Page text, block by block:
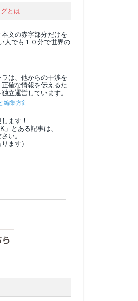
とは
本文の赤字部分だけを
人でも１０分で世界の
は、他からの干渉を
確な情報を伝えるた
立運営しています。
編集方針
ます！
」とある記事は、
い。
ます）